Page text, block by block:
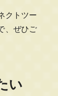
クトツー
、ぜひご
い